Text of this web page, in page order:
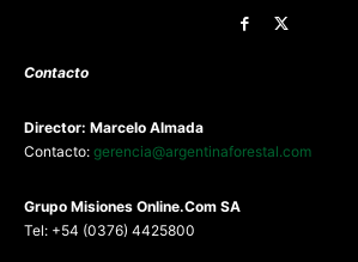
Contacto
Director: Marcelo Almada
Contacto: gerencia@argentinaforestal.com
Grupo Misiones Online.Com SA
Tel: +54 (0376) 4425800